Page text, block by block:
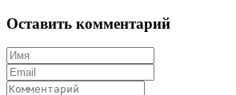
Оставить комментарий